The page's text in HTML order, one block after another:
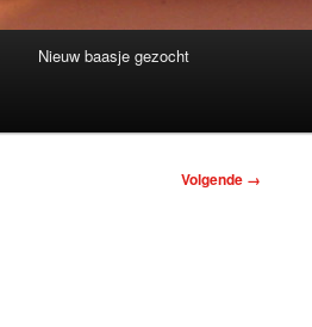
Nieuw baasje gezocht
Afbeeldingsnavigatie
Volgende →